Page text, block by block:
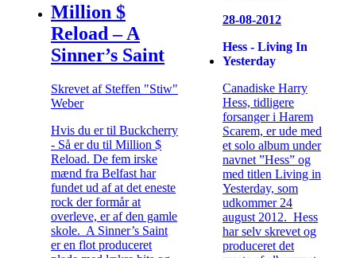
Million $
Reload – A
Sinner’s Saint
Skrevet af Steffen "Stiw"
Weber
Hvis du er til Buckcherry
- Så er du til Million $
Reload. De fem irske
mænd fra Belfast har
fundet ud af at det eneste
rock der formår at
overleve, er af den gamle
skole. A Sinner’s Saint
er en flot produceret
28-08-2012
Hess - Living In
Yesterday
Canadiske Harry
Hess, tidligere
forsanger i Harem
Scarem, er ude med
et solo album under
navnet ”Hess” og
med titlen Living in
Yesterday, som
udkommer 24
august 2012. Hess
har selv skrevet og
produceret det